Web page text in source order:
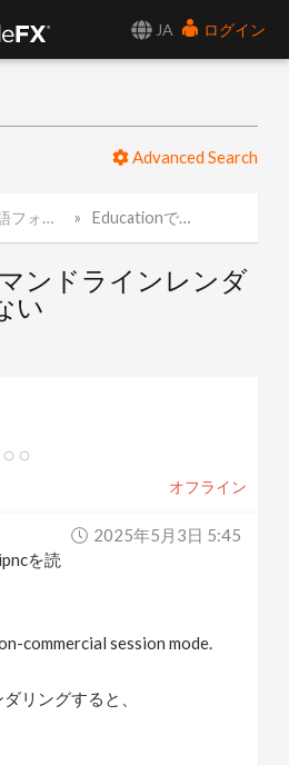
JA
ログイン
Advanced Search
ーラム Educationでコマンドラインレンダリングができない
ンドラインレンダ
い
オフライン
2025年5月3日 5:45
を読
commercial session mode.
リングすると、